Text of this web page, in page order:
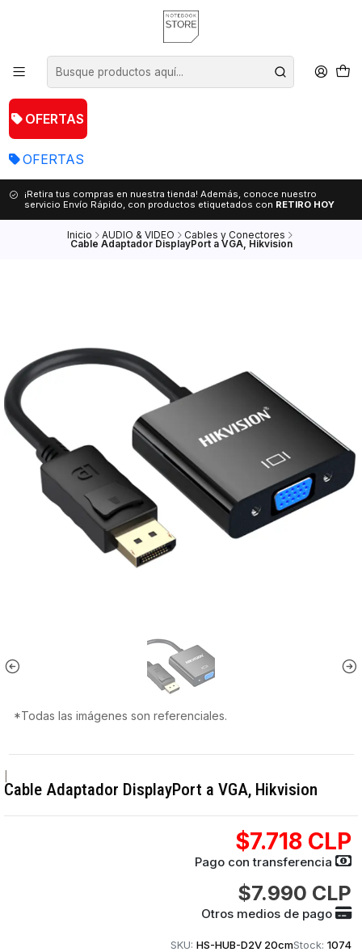
OFERTAS
OFERTAS
¡Retira tus compras en nuestra tienda! Además, conoce nuestro
servicio Envío Rápido, con productos etiquetados con RETIRO HOY
Inicio AUDIO & VIDEO Cables y Conectores
Cable Adaptador DisplayPort a VGA, Hikvision
*Todas las imágenes son referenciales.
Cable Adaptador DisplayPort a VGA, Hikvision
$7.718 CLP
Pago con transferencia
$7.990 CLP
Otros medios de pago
SKU: HS-HUB-D2V 20cmStock: 1074